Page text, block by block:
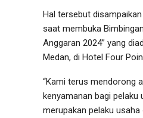
Hal tersebut
saat membuka
Anggaran 2024” yang
Medan, di Hotel Four
“Kami terus mendorong
kenyamanan bagi pelaku
merupakan pelaku usaha